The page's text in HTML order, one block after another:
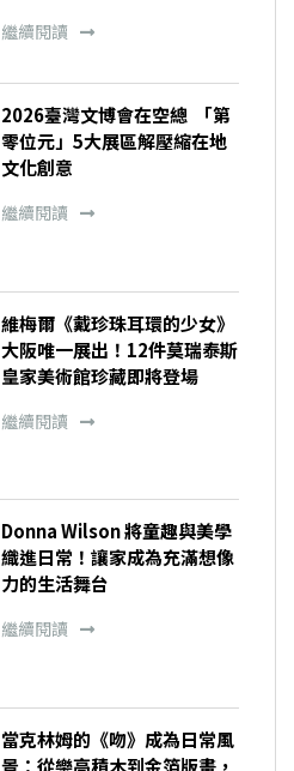
繼續閱讀
2026臺灣文博會在空總 「第
零位元」5大展區解壓縮在地
文化創意
繼續閱讀
維梅爾《戴珍珠耳環的少女》
大阪唯一展出！12件莫瑞泰斯
皇家美術館珍藏即將登場
繼續閱讀
Donna Wilson 將童趣與美學
織進日常！讓家成為充滿想像
力的生活舞台
繼續閱讀
當克林姆的《吻》成為日常風
景：從樂高積木到金箔版畫，